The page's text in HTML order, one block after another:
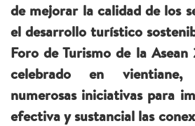
de mejorar la calidad de los
el desarrollo turístico
Foro de Turismo de la
celebrado en vientiane,
numerosas iniciativas para
efectiva y sustancial las